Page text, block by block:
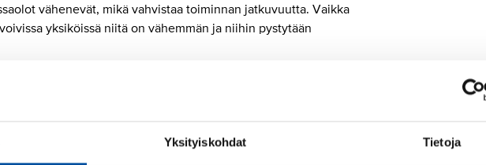
Yksityiskohdat Tietoja
vähenevät, mikä vahvistaa toiminnan jatkuvuutta. Vaikka
yksiköissä niitä on vähemmän ja niihin pystytään
panostaa luottamukseen, arvostukseen ja avoimeen
työssä. Kyse ei ole ensisijaisesti suurista taloudellisista
vaan arjen johtamisesta ja työyhteisön rakenteista.
Se ei ole irrallinen velvoite, vaan väline, jonka avulla